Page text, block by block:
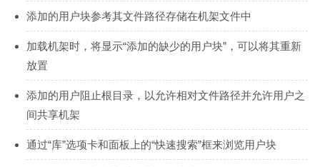
添加的用户块参考其文件路径存储在机架文件中
加载机架时，将显示“添加的缺少的用户块”，可以将其重新
放置
添加的用户阻止根目录，以允许相对文件路径并允许用户之
间共享机架
通过“库”选项卡和面板上的“快速搜索”框来浏览用户块